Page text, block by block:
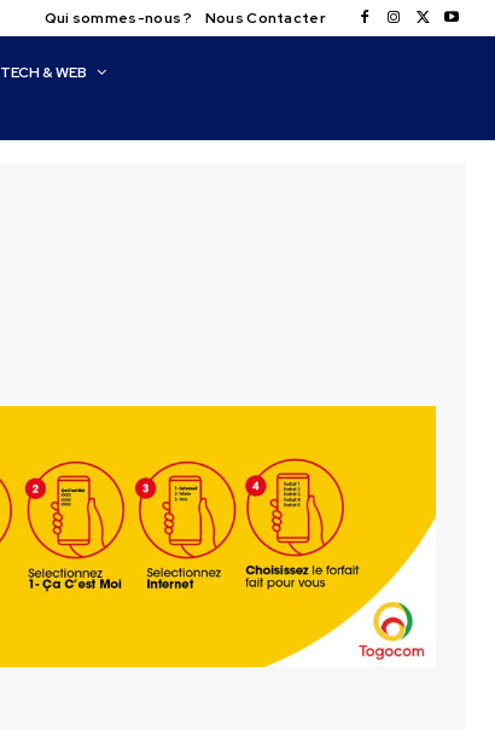
Qui sommes-nous ? Nous Contacter
TECH & WEB